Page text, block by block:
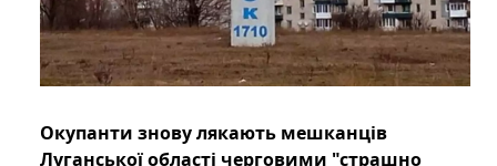
Окупанти знову лякають мешканців
Луганської області черговими "страшно